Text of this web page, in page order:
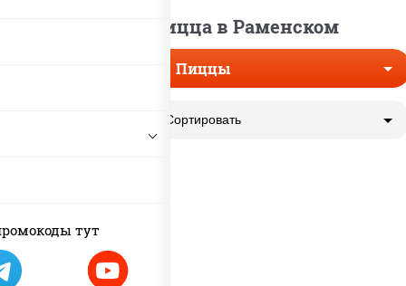
тут
Грибная пицца в Раменском
Пиццы
Сортировать
грибы шампиньоны, моцарелла для